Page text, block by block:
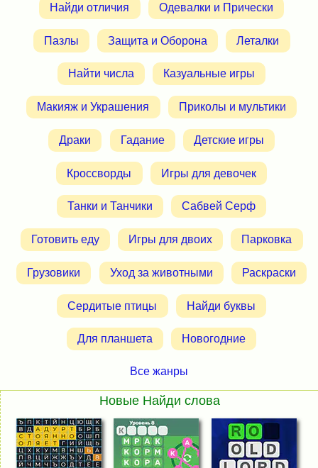
Найди отличия Одевалки и Прически
Пазлы Защита и Оборона Леталки
Найти числа Казуальные игры
Макияж и Украшения Приколы и мультики
Драки Гадание Детские игры
Кроссворды Игры для девочек
Танки и Танчики Сабвей Серф
Готовить еду Игры для двоих Парковка
Грузовики Уход за животными Раскраски
Сердитые птицы Найди буквы
Для планшета Новогодние
Все жанры
Новые Найди слова